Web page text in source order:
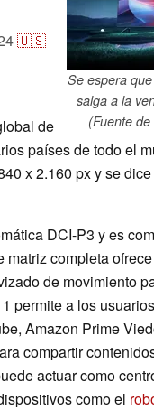
Se espera
salga a la
(Fuente
🇺🇸
de
países de todo el
x 2.160 px y se
DCI-P3 y es
completa
de movimiento
permite a los
Amazon Prime
compartir
actuar como
como el